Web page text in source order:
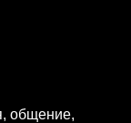
общение,